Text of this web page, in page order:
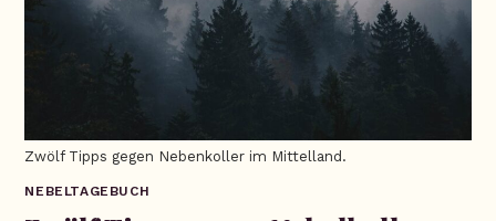
Zwölf Tipps gegen Nebenkoller im Mittelland.
NEBELTAGEBUCH